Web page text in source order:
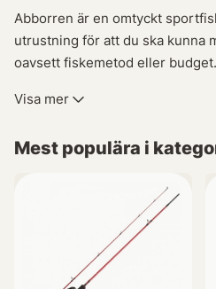
Abborren är en omtyckt
utrustning för att du ska kunna
oavsett fiskemetod eller
avancerade alternativ för den
wobblers eller andra beten, har
perfekta spinnfiskesetet för
Visa mer
Mest populära i